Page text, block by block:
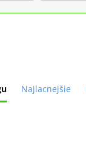
Najlacnejšie